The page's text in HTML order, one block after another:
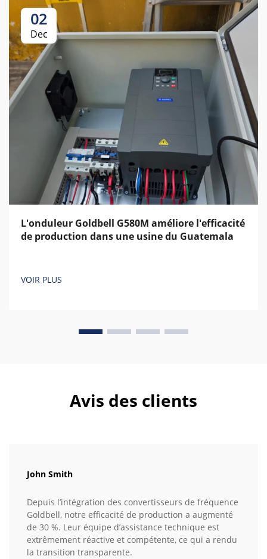
02
Dec
L'onduleur Goldbell G580M améliore l'efficacité
de production dans une usine du Guatemala
VOIR PLUS
Avis des clients
John Smith
Depuis l’intégration des convertisseurs de fréquence
Goldbell, notre efficacité de production a augmenté
de 30 %. Leur équipe d’assistance technique est
extrêmement réactive et compétente, ce qui a rendu
la transition transparente.